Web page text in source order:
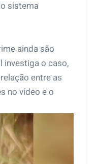
sistema
ainda são
investiga o caso,
entre as
no vídeo e o